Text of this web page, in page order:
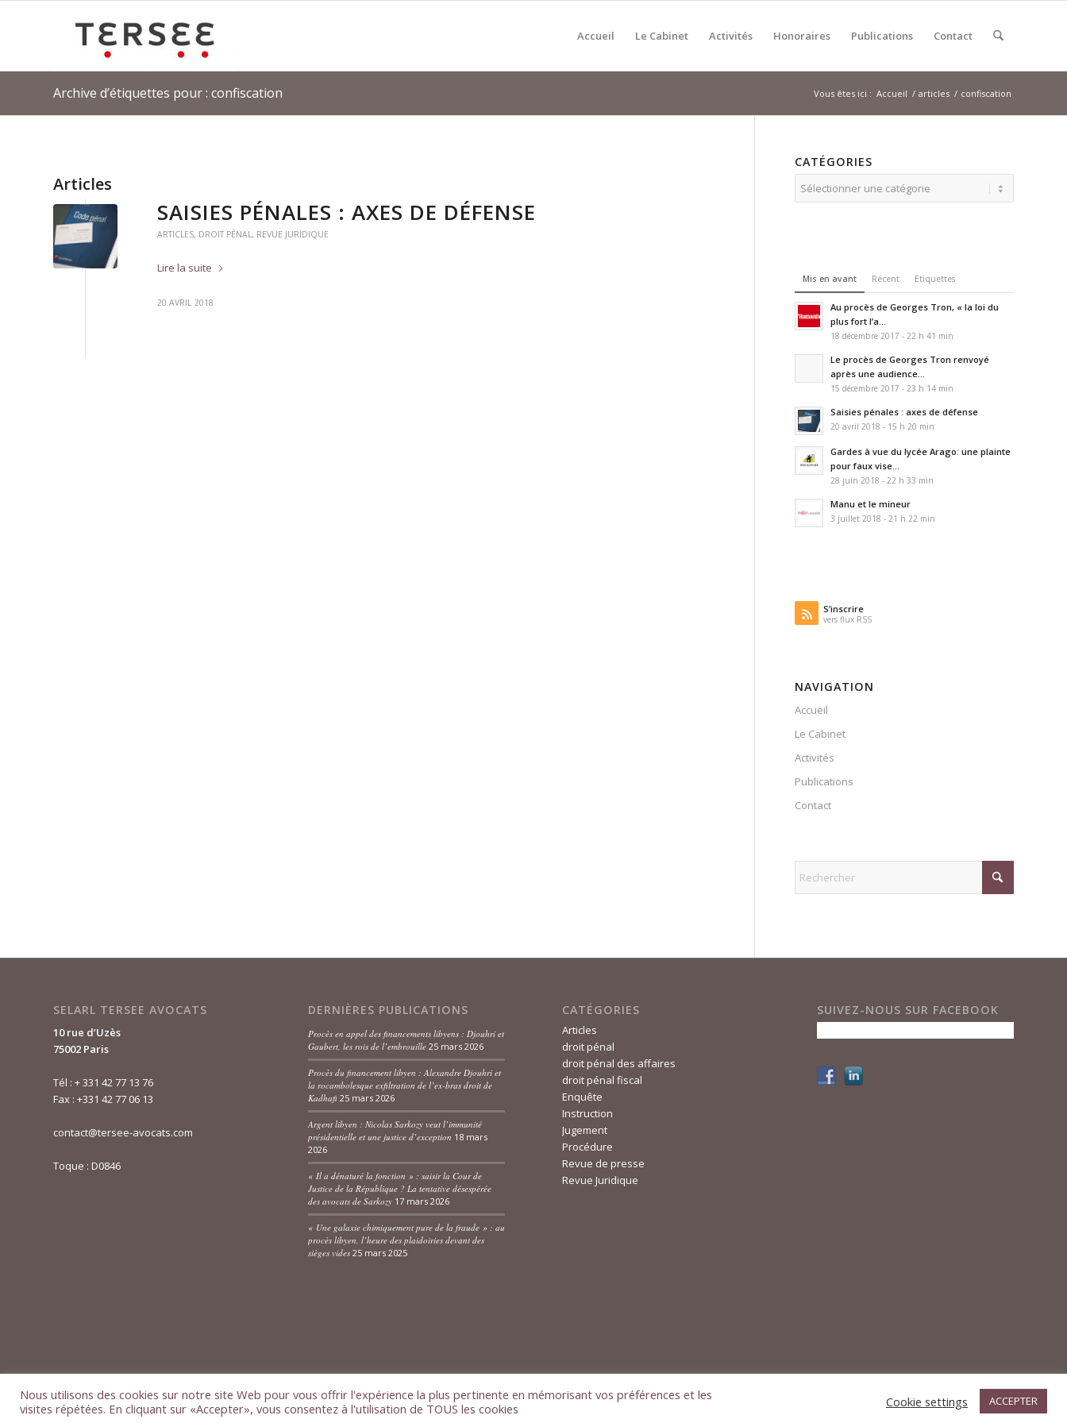
Accueil Le Cabinet Activités Honoraires Publications Contact
Archive d’étiquettes pour : confiscation Vous êtes ici : Accueil / articles / confiscation
Articles
SAISIES PÉNALES : AXES DE DÉFENSE
ARTICLES, DROIT PÉNAL, REVUE JURIDIQUE
Lire la suite
20 AVRIL 2018
CATÉGORIES
Catégories
Mis en avant Récent Etiquettes
Au procès de Georges Tron, « la loi du
plus fort l’a...
18 décembre 2017 - 22 h 41 min
Le procès de Georges Tron renvoyé
après une audience...
15 décembre 2017 - 23 h 14 min
Saisies pénales : axes de défense
20 avril 2018 - 15 h 20 min
Gardes à vue du lycée Arago: une plainte
pour faux vise...
28 juin 2018 - 22 h 33 min
Manu et le mineur
3 juillet 2018 - 21 h 22 min
S’inscrire
vers flux RSS
NAVIGATION
Accueil
Le Cabinet
Activités
Publications
Contact
SELARL TERSEE AVOCATS
10 rue d’Uzès
75002 Paris
Tél : + 331 42 77 13 76
Fax : +331 42 77 06 13
contact@tersee-avocats.com
Toque : D0846
DERNIÈRES PUBLICATIONS
Procès en appel des financements libyens : Djouhri et
Gaubert, les rois de l’embrouille 25 mars 2026
Procès du financement libyen : Alexandre Djouhri et
la rocambolesque exfiltration de l’ex-bras droit de
Kadhafi 25 mars 2026
Argent libyen : Nicolas Sarkozy veut l’immunité
présidentielle et une justice d’exception 18 mars
2026
« Il a dénaturé la fonction » : saisir la Cour de
Justice de la République ? La tentative désespérée
des avocats de Sarkozy 17 mars 2026
« Une galaxie chimiquement pure de la fraude » : au
procès libyen, l’heure des plaidoiries devant des
sièges vides 25 mars 2025
CATÉGORIES
Articles
droit pénal
droit pénal des affaires
droit pénal fiscal
Enquête
Instruction
Jugement
Procédure
Revue de presse
Revue Juridique
SUIVEZ-NOUS SUR FACEBOOK
© Copyright - Tersée Avocats -Mentions légales - Un site conçu par AvoClic
Nous utilisons des cookies sur notre site Web pour vous offrir l'expérience la plus pertinente en mémorisant vos préférences et les
visites répétées. En cliquant sur «Accepter», vous consentez à l'utilisation de TOUS les cookies
Cookie settings ACCEPTER